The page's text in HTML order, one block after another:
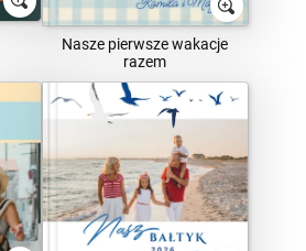
Nasze pierwsze wakacje
razem